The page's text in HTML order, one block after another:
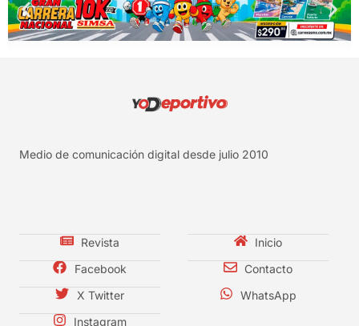
Medio de comunicación digital desde julio 2010
Revista
Facebook
X Twitter
Instagram
Inicio
Contacto
WhatsApp